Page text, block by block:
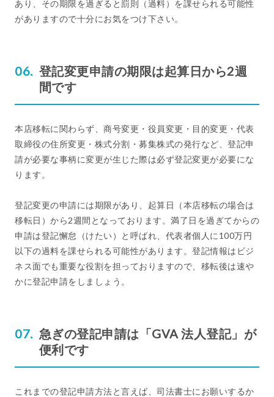
あり、その期限を過ぎると罰則（過料）を課せられる可能性
がありますので十分にお気をつけ下さい。
登記変更申請の期限は起算日から2週
間です
本店移転に関わらず、商号変更・役員変更・目的変更・代表
取締役の住所変更・株式分割・募集株式の発行など、登記申
請が必要な事柄に変更が生じた際は必ず登記変更が必要にな
ります。
登記変更の申請には期限があり、起算日（本店移転の場合は
移転日）から2週間となっております。満了日を過ぎてからの
申請は登記懈怠（けたい）と呼ばれ、代表者個人に100万円
以下の過料を課せられる可能性があります。登記情報はビジ
ネス面でも重要な役割を担っておりますので、移転後は速や
かに登記申請をしましょう。
急ぎの登記申請は「GVA 法人登記」が
便利です
これまでの登記申請方法と言えば、司法書士にお願いするか